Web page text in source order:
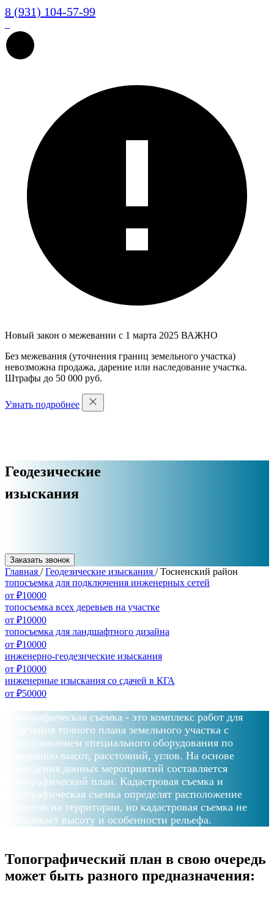
8 (931) 104-57-99
Новый закон о межевании с 1 марта 2025 ВАЖНО
Без межевания (уточнения границ земельного участка)
невозможна продажа, дарение или наследование участка.
Штрафы до 50 000 руб.
Узнать подробнее
Геодезические
изыскания
Заказать звонок
Главная /Геодезические изыскания /Тосненский район
топосъемка для подключения инженерных сетей
от ₽10000
топосъемка всех деревьев на участке
от ₽10000
топосъемка для ландшафтного дизайна
от ₽10000
инженерно-геодезические изыскания
от ₽10000
инженерные изыскания со сдачей в КГА
от ₽50000
Топографическая съемка - это комплекс работ для
получения точного плана земельного участка с
использованием специального оборудования по
измерению высот, расстояний, углов. На основе
проведения данных мероприятий составляется
топографический план. Кадастровая съемка и
топографическая съемка определят расположение
объектов на территории, но кадастровая съемка не
отображает высоту и особенности рельефа.
Топографический план в свою очередь
может быть разного предназначения: